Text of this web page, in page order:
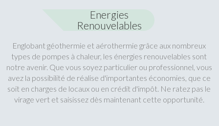
Energies
Renouvelables
Englobant géothermie et aérothermie grâce aux nombreux
types de pompes à chaleur, les énergies renouvelables sont
notre avenir. Que vous soyez particulier ou professionnel, vous
avez la possibilité de réalise d'importantes économies, que ce
soit en charges de locaux ou en crédit d'impôt. Ne ratez pas le
virage vert et saisissez dès maintenant cette opportunité.